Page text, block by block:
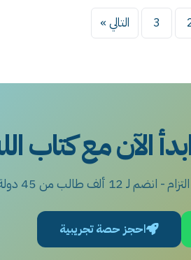
تعدد
صفحات
المقالات
3 التالي »
الآن مع كتاب
ألف طالب من 45 دولة
احجز حصة تجريبية